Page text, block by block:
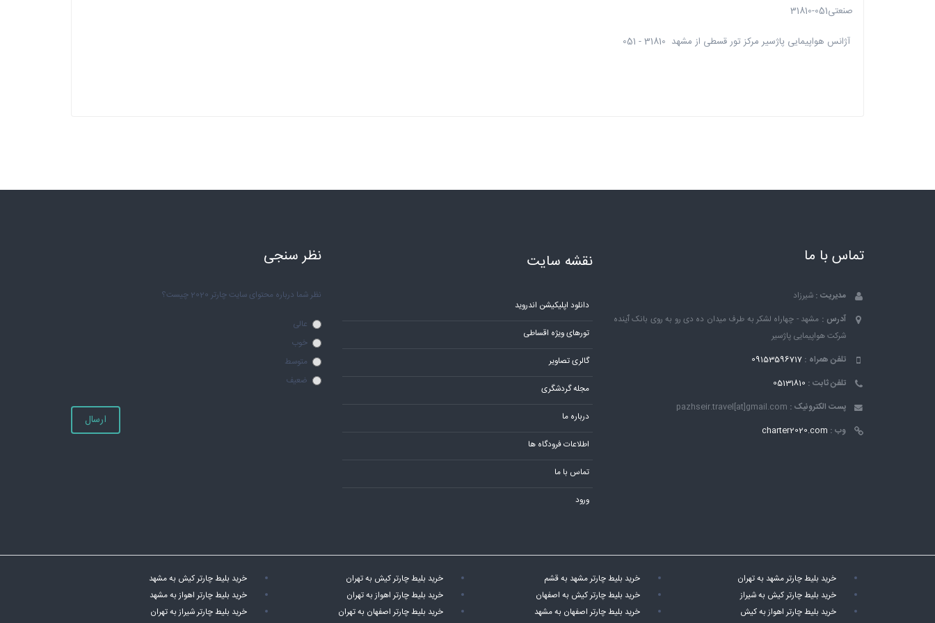
صنعتی051-31810
آژانس هواپیمایی پاژسیر مرکز تور قسطی از مشهد 31810 - 051
تماس با ما
مدیریت : شیرزاد
آدرس : مشهد - چهاراه لشکر به طرف میدان ده دی رو به روی بانک ٱینده
شرکت هواپیمایی پاژسیر
تلفن همراه : 09153596717
تلفن ثابت : 05131810
پست الکترونیک : pazhseir.travel[at]gmail.com
وب : charter2020.com
نقشه سایت
دانلود اپلیکیشن اندروید
تورهای ویژه اقساطی
گالری تصاویر
مجله گردشگری
درباره ما
اطلاعات فرودگاه ها
تماس با ما
ورود
نظر سنجی
نظر شما درباره محتوای سایت چارتر 2020 چیست؟
عالی
خوب
متوسط
ضعیف
ارسال
خرید بلیط چارتر مشهد به تهران خرید بلیط چارتر مشهد به قشم خرید بلیط چارتر کیش به تهران
خرید بلیط چارتر کیش به مشهد
خرید بلیط چارتر کیش به شیراز
خرید بلیط چارتر کیش به اصفهان خرید بلیط چارتر اهواز به تهران
خرید بلیط چارتر اهواز به مشهد
خرید بلیط چارتر اهواز به کیش
خرید بلیط چارتر اصفهان به مشهد خرید بلیط چارتر اصفهان به تهران
خرید بلیط چارتر شیراز به تهران